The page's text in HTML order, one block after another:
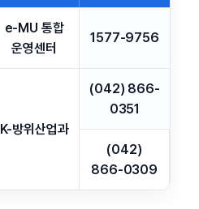
e-MU 통합
운영센터
1577-9756
K-방위산업과
(042) 866-
0351
(042)
866-0309